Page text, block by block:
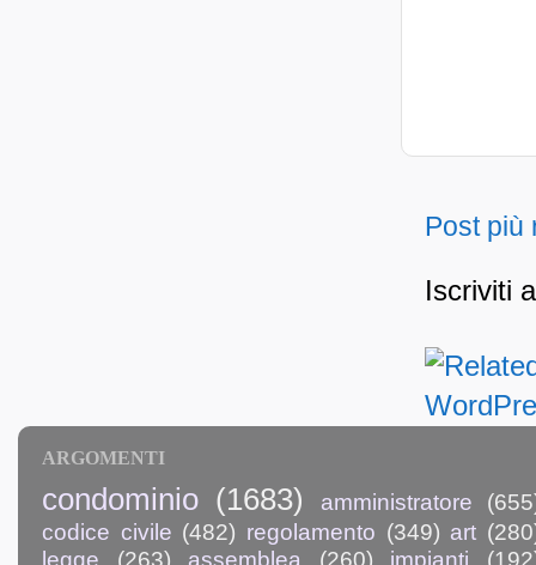
Post più
Iscriviti
ARGOMENTI
condominio (1683) amministratore
codice civile (482) regolamento (349) art
legge
(263) assemblea (260) impianti